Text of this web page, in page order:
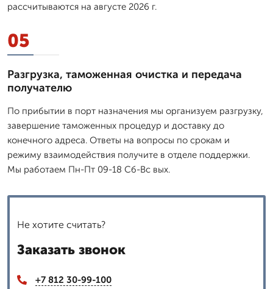
рассчитываются на августе 2026 г.
05
Разгрузка, таможенная очистка и передача
получателю
По прибытии в порт назначения мы организуем разгрузку,
завершение таможенных процедур и доставку до
конечного адреса. Ответы на вопросы по срокам и
режиму взаимодействия получите в отделе поддержки.
Мы работаем Пн-Пт 09-18 Сб-Вс вых.
Не хотите считать?
Заказать звонок
+7 812 30-99-100